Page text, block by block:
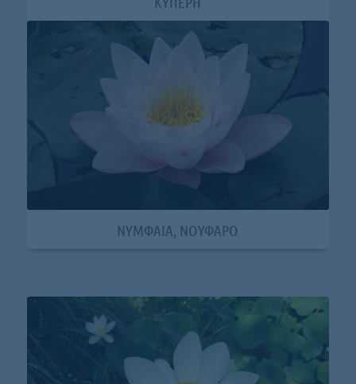
ΝΥΜΦΑΙΑ, ΝΟΥΦΑΡΟ